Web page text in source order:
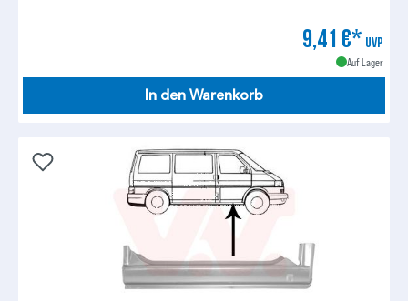
9,41 €* UVP
Auf Lager
In den Warenkorb